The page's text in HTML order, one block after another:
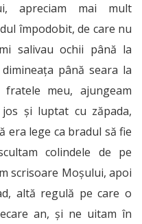
apreciam mai mult
împodobit, de care nu
salivau ochii până la
până seara la
meu, ajungeam
și luptat cu zăpada,
era lege ca bradul să fie
colindele de pe
scrisoare Moșului, apoi
altă regulă pe care o
an, și ne uitam în